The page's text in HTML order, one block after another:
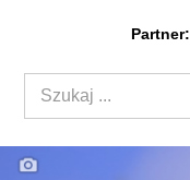
Partner: